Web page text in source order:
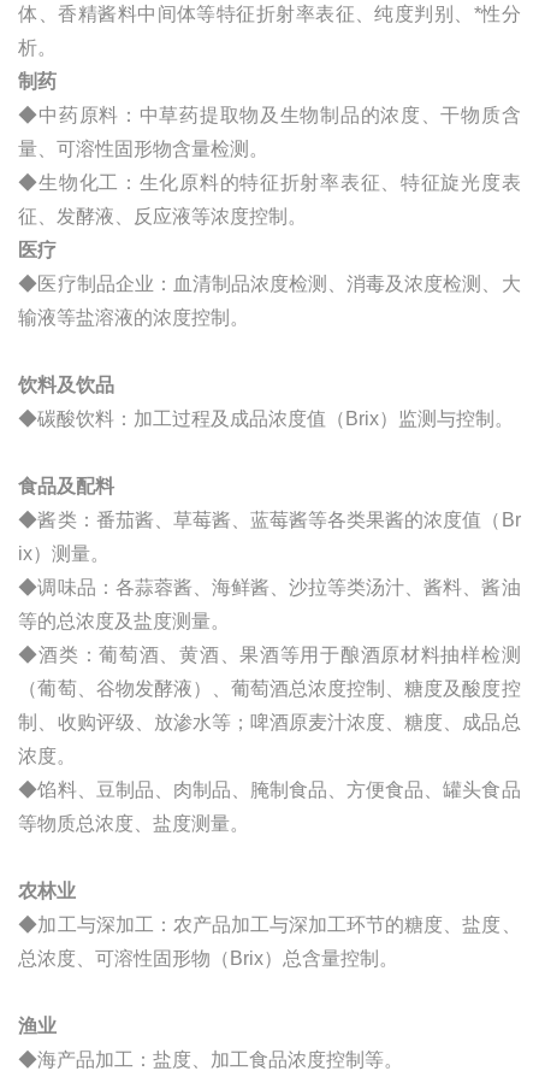
体、香精酱料中间体等特征折射率表征、纯度判别、*性分
析。
制药
◆中药原料：中草药提取物及生物制品的浓度、干物质含
量、可溶性固形物含量检测。
◆生物化工：生化原料的特征折射率表征、特征旋光度表
征、发酵液、反应液等浓度控制。
医疗
◆医疗制品企业：血清制品浓度检测、消毒及浓度检测、大
输液等盐溶液的浓度控制。
饮料及饮品
◆碳酸饮料：加工过程及成品浓度值（Brix）监测与控制。
食品及配料
◆酱类：番茄酱、草莓酱、蓝莓酱等各类果酱的浓度值（Br
ix）测量。
◆调味品：各蒜蓉酱、海鲜酱、沙拉等类汤汁、酱料、酱油
等的总浓度及盐度测量。
◆酒类：葡萄酒、黄酒、果酒等用于酿酒原材料抽样检测
（葡萄、谷物发酵液）、葡萄酒总浓度控制、糖度及酸度控
制、收购评级、放渗水等；啤酒原麦汁浓度、糖度、成品总
浓度。
◆馅料、豆制品、肉制品、腌制食品、方便食品、罐头食品
等物质总浓度、盐度测量。
农林业
◆加工与深加工：农产品加工与深加工环节的糖度、盐度、
总浓度、可溶性固形物（Brix）总含量控制。
渔业
◆海产品加工：盐度、加工食品浓度控制等。